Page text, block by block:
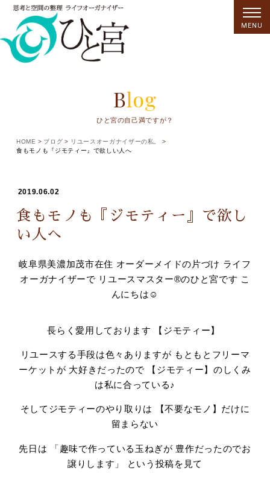
Blog
ひと宮の自己満ですが？
HOME ブログ
リユースオーガナイザーの私。
食もモノも『ジモティー』で欲しい人へ
2019.06.02
食もモノも『ジモティー』で欲し
い人へ
岐阜県美濃加茂市在住 オーダーメイドの片づけ ライフ
オーガナイザーで リユースマスター®のひと宮です こ
んにちは☺
長らく愛用しております 【ジモティー】
リユースする手段は色々ありますが もともとフリーマ
ーケットが 大好きだったので 【ジモティー】のしくみ
は私に合っている♪
そしてジモティーのやり取りは 【不要なモノ】だけに
留まらない
先日は 「趣味で作っている玉ねぎが 豊作だったのでお
譲りします」 という投稿を見て
MENU